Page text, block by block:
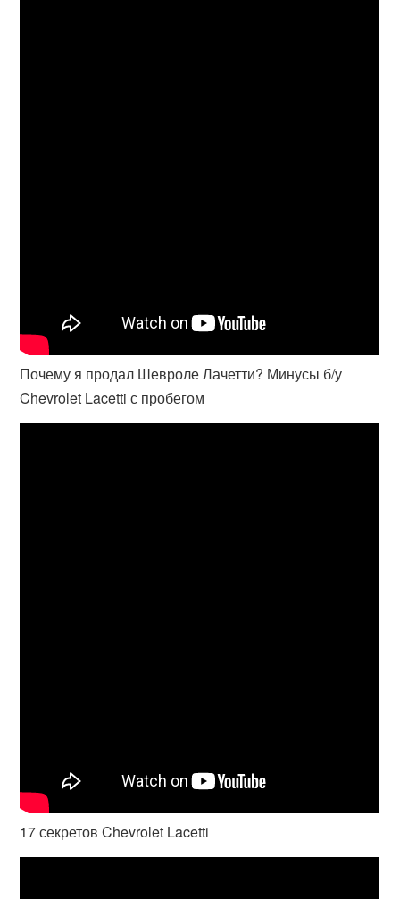
Почему я продал Шевроле Лачетти? Минусы б/у
Chevrolet Lacetti с пробегом
17 секретов Chevrolet Lacetti